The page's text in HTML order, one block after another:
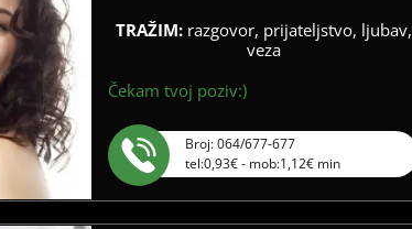
TRAŽIM: razgovor, prijateljstvo, ljubav,
veza
Čekam tvoj poziv:)
Broj: 064/677-677
tel:0,93€ - mob:1,12€ min